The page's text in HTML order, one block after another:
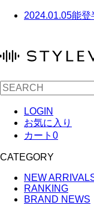
2024.01.05能登
LOGIN
お気に入り
カート 0
CATEGORY
NEW
RANKING
BRAND NEWS